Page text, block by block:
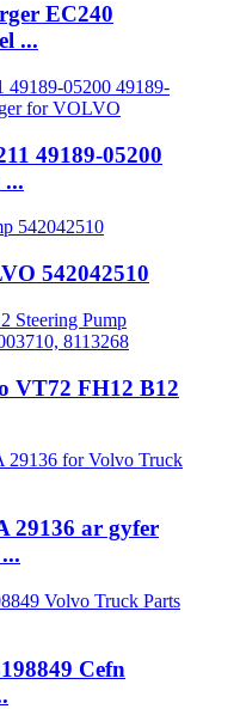
EC240
...
49189-05200
...
542042510
VT72 FH12 B12
29136 ar gyfer
Cefn